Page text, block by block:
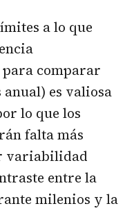
a lo que
comparar
es valiosa
lo que los
falta más
variabilidad
entre la
milenios y la